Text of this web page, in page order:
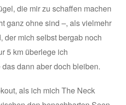
die mir zu schaffen machen
ganz ohne sind –, als vielmehr
der mich selbst bergab noch
5 km überlege ich
dann aber doch bleiben.
als ich mich The Neck